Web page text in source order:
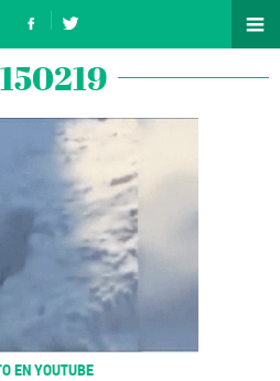
EN YOUTUBE